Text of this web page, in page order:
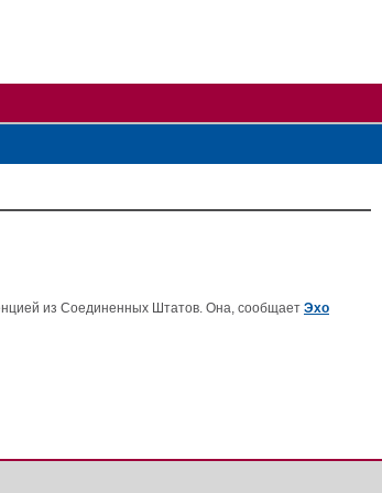
из Соединенных Штатов. Она, сообщает Эхо